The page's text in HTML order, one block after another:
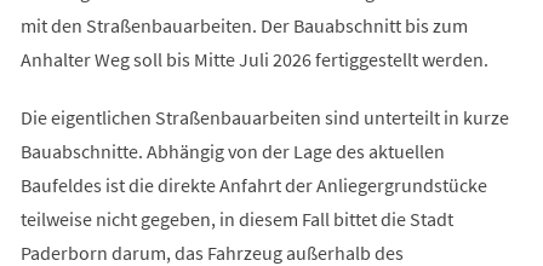
mit den Straßenbauarbeiten. Der Bauabschnitt bis zum
Anhalter Weg soll bis Mitte Juli 2026 fertiggestellt werden.
Die eigentlichen Straßenbauarbeiten sind unterteilt in kurze
Bauabschnitte. Abhängig von der Lage des aktuellen
Baufeldes ist die direkte Anfahrt der Anliegergrundstücke
teilweise nicht gegeben, in diesem Fall bittet die Stadt
Paderborn darum, das Fahrzeug außerhalb des